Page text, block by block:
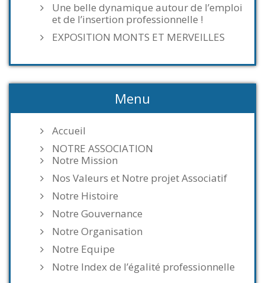
Une belle dynamique autour de l’emploi
et de l’insertion professionnelle !
EXPOSITION MONTS ET MERVEILLES
Menu
Accueil
NOTRE ASSOCIATION
Notre Mission
Nos Valeurs et Notre projet Associatif
Notre Histoire
Notre Gouvernance
Notre Organisation
Notre Equipe
Notre Index de l’égalité professionnelle